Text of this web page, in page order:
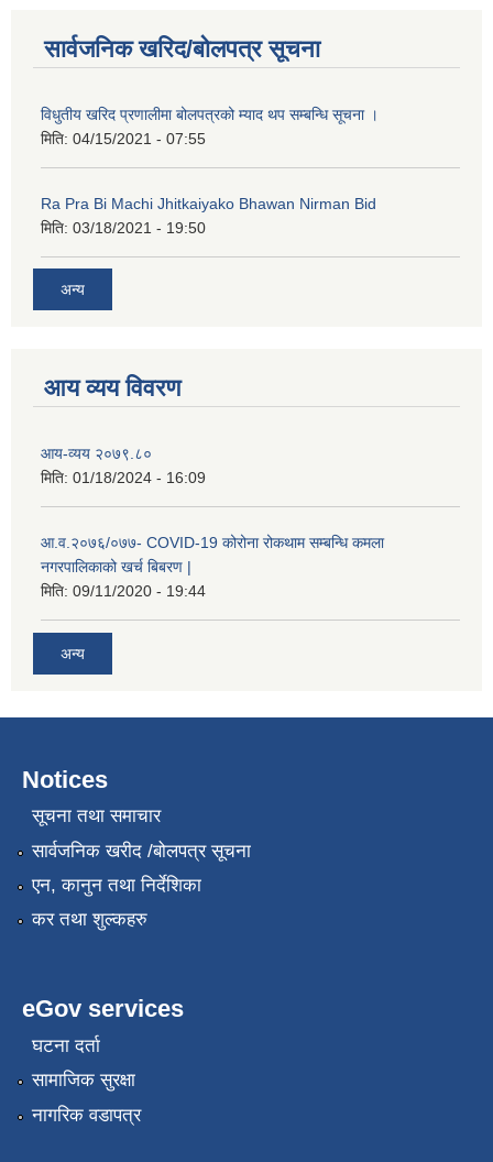
सार्वजनिक खरिद/बोलपत्र सूचना
विधुतीय खरिद प्रणालीमा बोलपत्रको म्याद थप सम्बन्धि सूचना ।
मिति: 04/15/2021 - 07:55
Ra Pra Bi Machi Jhitkaiyako Bhawan Nirman Bid
मिति: 03/18/2021 - 19:50
अन्य
आय व्यय विवरण
आय-व्यय २०७९.८०
मिति: 01/18/2024 - 16:09
आ.व.२०७६/०७७- COVID-19 कोरोना रोकथाम सम्बन्धि कमला
नगरपालिकाको खर्च बिबरण |
मिति: 09/11/2020 - 19:44
अन्य
Notices
सूचना तथा समाचार
सार्वजनिक खरीद /बोलपत्र सूचना
एन, कानुन तथा निर्देशिका
कर तथा शुल्कहरु
eGov services
घटना दर्ता
सामाजिक सुरक्षा
नागरिक वडापत्र